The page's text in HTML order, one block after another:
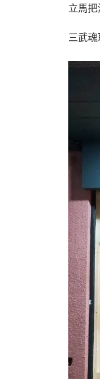
立馬
三武